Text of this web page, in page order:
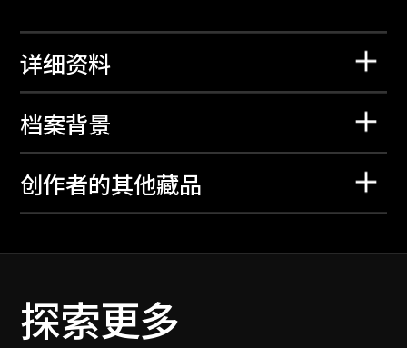
详细资料
档案背景
创作者的其他藏品
探索更多